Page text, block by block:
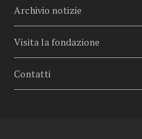
Archivio notizie
Visita la fondazione
Contatti